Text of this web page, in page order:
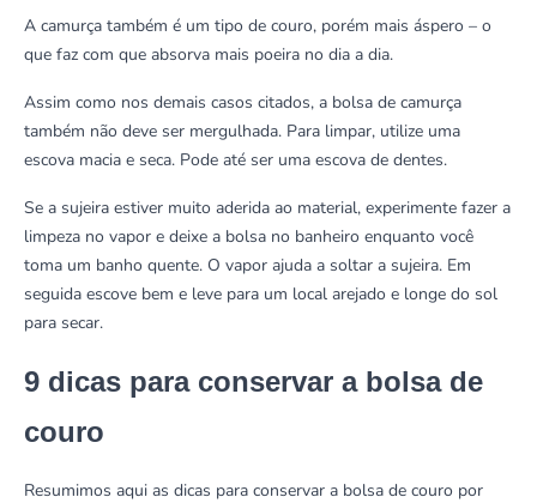
A camurça também é um tipo de couro, porém mais áspero – o
que faz com que absorva mais poeira no dia a dia.
Assim como nos demais casos citados, a bolsa de camurça
também não deve ser mergulhada. Para limpar, utilize uma
escova macia e seca. Pode até ser uma escova de dentes.
Se a sujeira estiver muito aderida ao material, experimente fazer a
limpeza no vapor e deixe a bolsa no banheiro enquanto você
toma um banho quente. O vapor ajuda a soltar a sujeira. Em
seguida escove bem e leve para um local arejado e longe do sol
para secar.
9 dicas para conservar a bolsa de
couro
Resumimos aqui as dicas para conservar a bolsa de couro por